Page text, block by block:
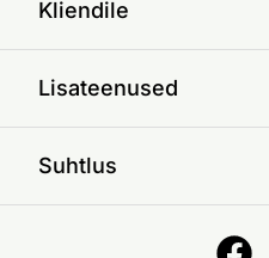
Kliendile
Lisateenused
Suhtlus